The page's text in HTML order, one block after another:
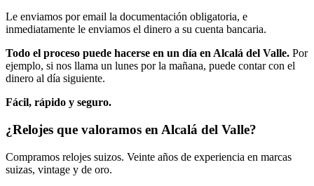
Le enviamos por email la documentación obligatoria, e
inmediatamente le enviamos el dinero a su cuenta bancaria.
Todo el proceso puede hacerse en un día en Alcalá del Valle. Por
ejemplo, si nos llama un lunes por la mañana, puede contar con el
dinero al día siguiente.
Fácil, rápido y seguro.
¿Relojes que valoramos en Alcalá del Valle?
Compramos relojes suizos. Veinte años de experiencia en marcas
suizas, vintage y de oro.